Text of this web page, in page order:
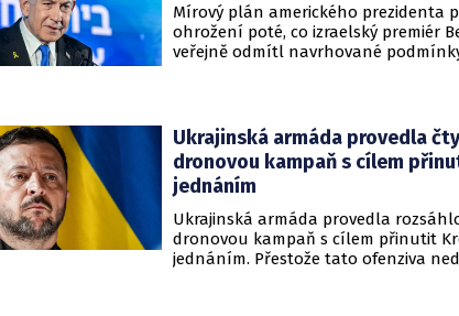
Mírový plán amerického prezidenta
ohrožení poté, co izraelský premiér
veřejně odmítl navrhované
Ukrajinská armáda provedla
dronovou kampaň s cílem
jednáním
Ukrajinská armáda provedla
dronovou kampaň s cílem přinutit
jednáním. Přestože tato ofenziva